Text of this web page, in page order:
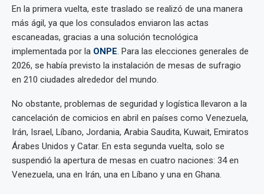
En la primera vuelta, este traslado se realizó de una manera
más ágil, ya que los consulados enviaron las actas
escaneadas, gracias a una solución tecnológica
implementada por la ONPE. Para las elecciones generales de
2026, se había previsto la instalación de mesas de sufragio
en 210 ciudades alrededor del mundo.
No obstante, problemas de seguridad y logística llevaron a la
cancelación de comicios en abril en países como Venezuela,
Irán, Israel, Líbano, Jordania, Arabia Saudita, Kuwait, Emiratos
Árabes Unidos y Catar. En esta segunda vuelta, solo se
suspendió la apertura de mesas en cuatro naciones: 34 en
Venezuela, una en Irán, una en Líbano y una en Ghana.